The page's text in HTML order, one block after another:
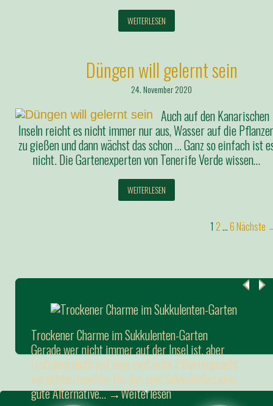
WEITERLESEN
Düngen will gelernt sein
24. November 2020
Auch auf den Kanarischen
Inseln reicht es nicht immer nur aus, Wasser auf die
zu gießen und dann wächst das schon … Ganz so einfach ist
nicht. Die Gartenexperten von Tenerife Verde wissen…
WEITERLESEN
1 2…6Nächste
Trockener Charme im Sukkulenten-Garten
Gerade wer nicht immer auf der Insel ist, aber
trotzdem nicht auf eine exotische Pflanzenpracht
verzichten möchte, für den sind Sukkulenten eine
gute Alternative…→Weiterlesen